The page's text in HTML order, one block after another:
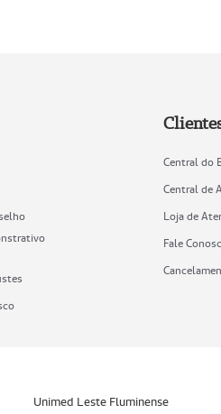
Central do
Central de
Loja de
Fale
Unimed Leste Fluminense